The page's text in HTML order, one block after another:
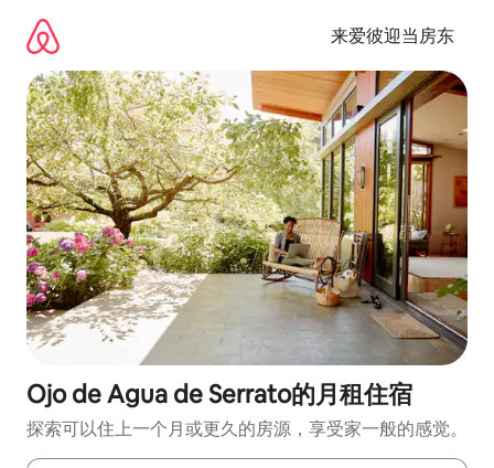
来爱彼迎当房东
Ojo de Agua de Serrato的月租住宿
探索可以住上一个月或更久的房源，享受家一般的感觉。